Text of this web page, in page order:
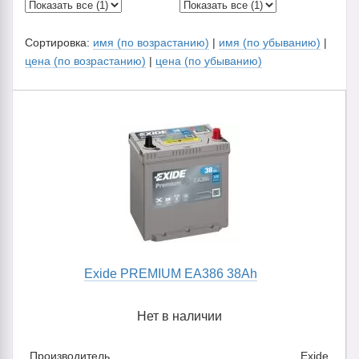
Сортировка: имя (по возрастанию) | имя (по убыванию) |
цена (по возрастанию) | цена (по убыванию)
Exide PREMIUM EA386 38Ah
Нет в наличии
Производитель
Exide